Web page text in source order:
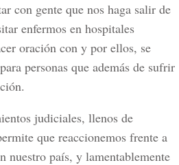
con gente que nos haga salir de
enfermos en hospitales
oración con y por ellos, se
personas que además de sufrir
judiciales, llenos de
que reaccionemos frente a
nuestro país, y lamentablemente